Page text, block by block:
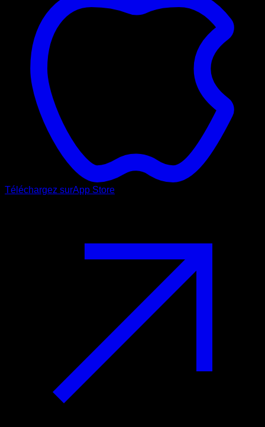
Téléchargez surApp Store